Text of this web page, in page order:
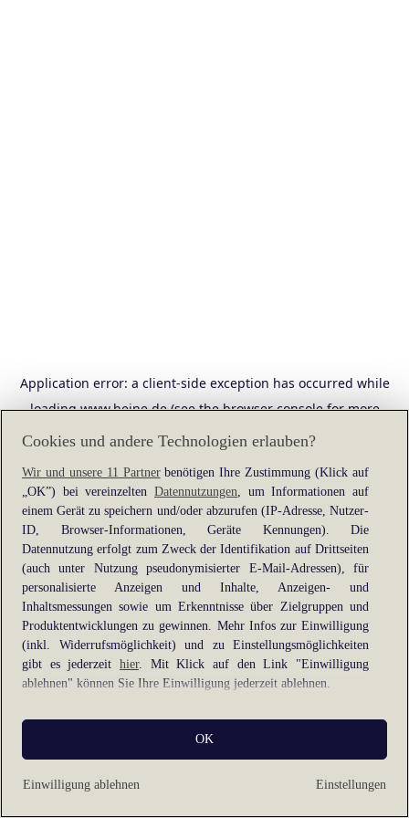
Application error: a client-side exception has occurred while
loadingwww.heine.de(see the browser consolefor more
information).
Cookies und andere Technologien erlauben?
Wir und unsere 11 Partnerbenötigen Ihre Zustimmung (Klick auf
„OK”) bei vereinzelten Datennutzungen, um Informationen auf
einem Gerät zu speichern und/oder abzurufen (IP-Adresse, Nutzer-
ID, Browser-Informationen, Geräte Kennungen). Die
Datennutzung erfolgt zum Zweck der Identifikation auf Drittseiten
(auch unter Nutzung pseudonymisierter E-Mail-Adressen), für
personalisierte Anzeigen und Inhalte, Anzeigen- und
Inhaltsmessungen sowie um Erkenntnisse über Zielgruppen und
Produktentwicklungen zu gewinnen. Mehr Infos zur Einwilligung
(inkl. Widerrufsmöglichkeit) und zu Einstellungsmöglichkeiten
gibt es jederzeit hier. Mit Klick auf den Link "Einwilligung
ablehnen" können Sie Ihre Einwilligung jederzeit ablehnen.
Sie können Ihre Einwilligung auch jederzeit grundlos mit Wirkung
für die Zukunft widerrufen, indem Sie z. B. auf den Button
"Cookie-Einstellungen" im Footer der Website und "Alle
ablehnen" klicken.
Einstellungen
Einwilligung ablehnen
OK